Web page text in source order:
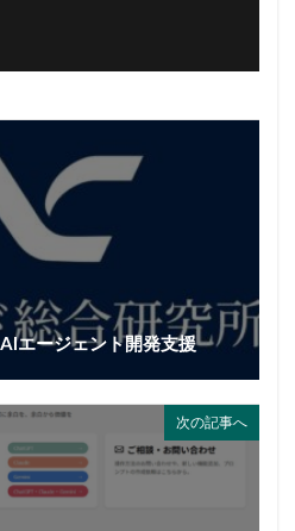
エージェント開発支援
次の記事へ